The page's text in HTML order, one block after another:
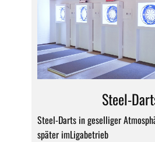
Steel-
Steel-Darts in geselliger
später imLigabetrieb